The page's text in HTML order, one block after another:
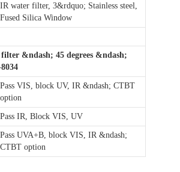
IR water filter, 3&rdquo; Stainless steel,
Fused Silica Window
&ndash; 45 degrees &ndash;
Pass VIS, block UV, IR &ndash; CTBT
option
Pass IR, Block VIS, UV
Pass UVA+B, block VIS, IR &ndash;
CTBT option